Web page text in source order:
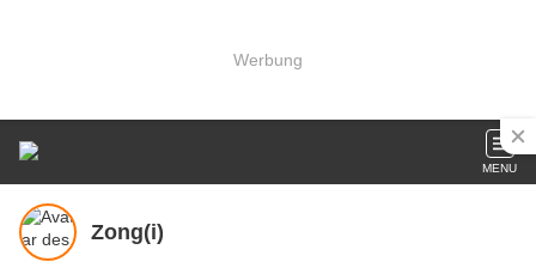
Werbung
MENU
Zong(i)